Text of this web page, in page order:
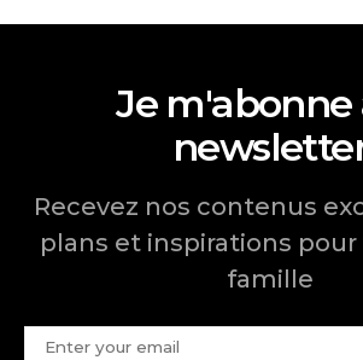
Je m'abonne
Recevez nos contenus
plans et inspirations pour
famille